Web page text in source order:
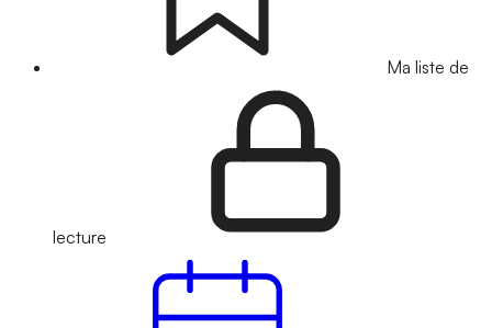
Ma liste de
lecture